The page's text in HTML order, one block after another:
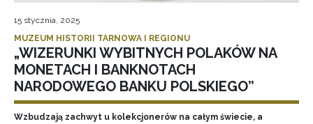
15 stycznia, 2025
MUZEUM HISTORII TARNOWA I REGIONU
„WIZERUNKI WYBITNYCH POLAKÓW NA
MONETACH I BANKNOTACH
NARODOWEGO BANKU POLSKIEGO”
Wzbudzają zachwyt u kolekcjonerów na całym świecie, a